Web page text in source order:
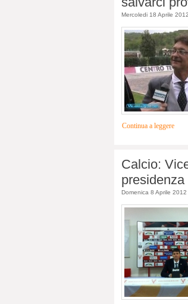
Mercoledi 18 Aprile
Continua a leggere
Calcio:
Domenica 8 Aprile